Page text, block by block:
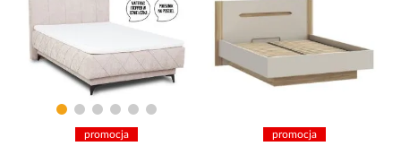
promocja promocja